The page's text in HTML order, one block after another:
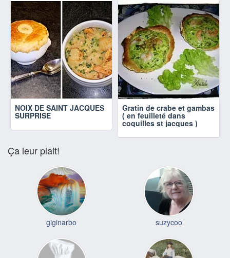
NOIX DE SAINT JACQUES
SURPRISE
Gratin de crabe et gambas
( en feuilleté dans
coquilles st jacques )
Ça leur plait!
giginarbo suzycoo